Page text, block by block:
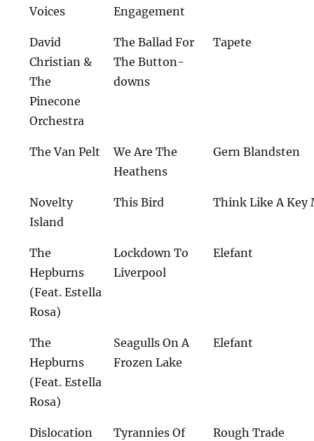
Voices
Engagement
David
Christian &
The
Pinecone
Orchestra
The Ballad For
The Button-
downs
Tapete
The Van Pelt
We Are The
Heathens
Gern Blandsten
Novelty
Island
This Bird Think Like A Key
The
Hepburns
(Feat. Estella
Rosa)
Lockdown To
Liverpool
Elefant
The
Hepburns
(Feat. Estella
Rosa)
Seagulls On A
Frozen Lake
Elefant
Dislocation
Tyrannies Of
Rough Trade